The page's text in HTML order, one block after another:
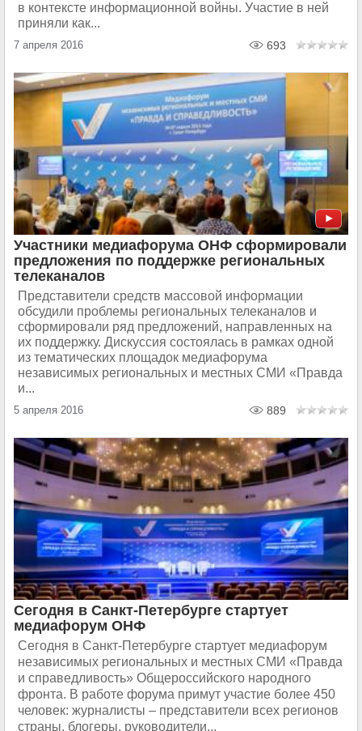
в контексте информационной войны. Участие в ней
приняли как...
7 апреля 2016 693
Участники медиафорума ОНФ сформировали
предложения по поддержке региональных
телеканалов
Представители средств массовой информации
обсудили проблемы региональных телеканалов и
сформировали ряд предложений, направленных на
их поддержку. Дискуссия состоялась в рамках одной
из тематических площадок медиафорума
независимых региональных и местных СМИ «Правда
и...
5 апреля 2016 889
Сегодня в Санкт-Петербурге стартует
медиафорум ОНФ
Сегодня в Санкт-Петербурге стартует медиафорум
независимых региональных и местных СМИ «Правда
и справедливость» Общероссийского народного
фронта. В работе форума примут участие более 450
человек: журналисты – представители всех регионов
страны, блогеры, руководители...